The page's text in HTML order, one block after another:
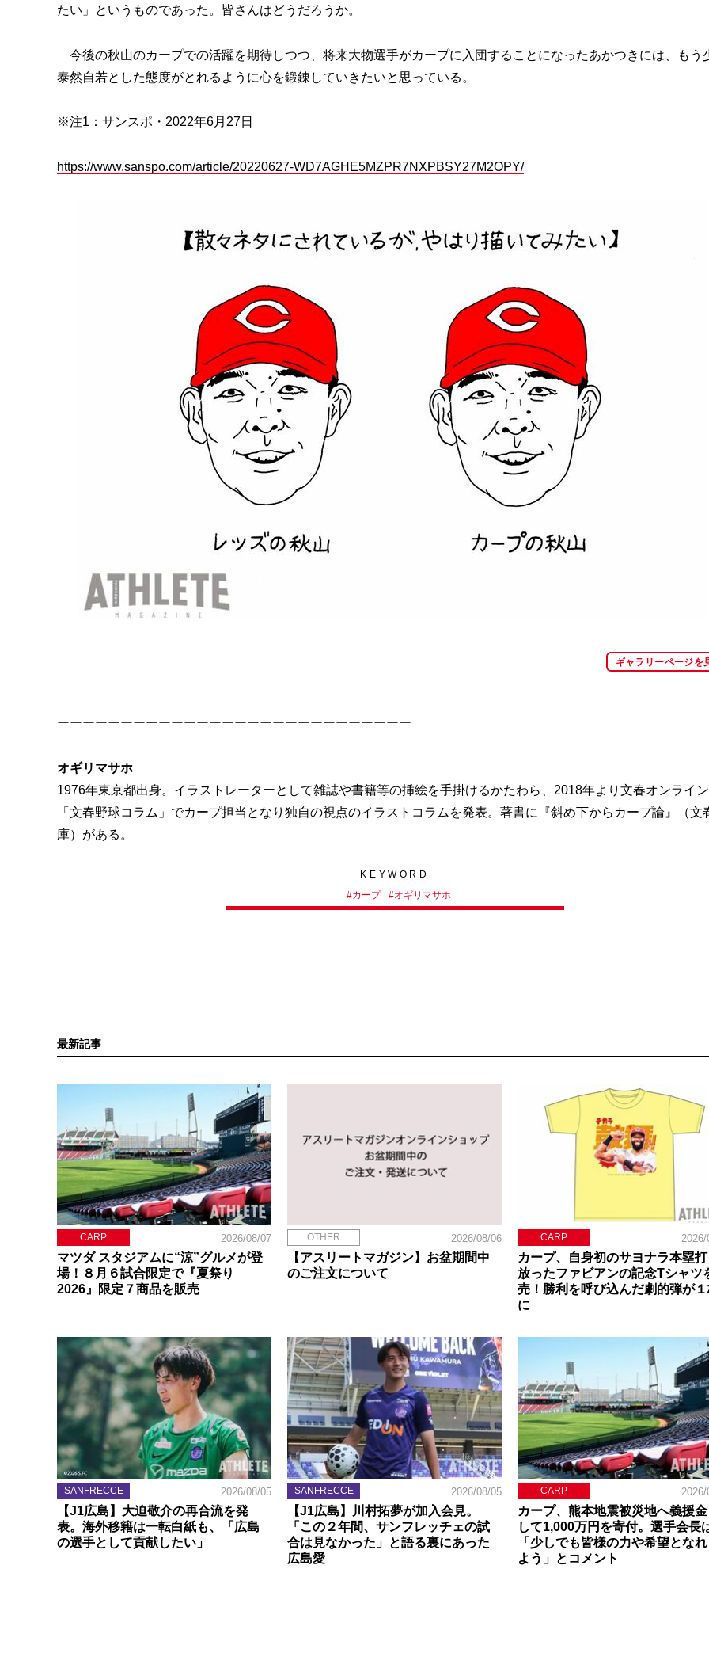
たい」というものであった。皆さんはどうだろうか。
今後の秋山のカープでの活躍を期待しつつ、将来大物選手がカープに入団することになったあかつきには、もう
泰然自若とした態度がとれるように心を鍛錬していきたいと思っている。
※注1：サンスポ・2022年6月27日
https://www.sanspo.com/article/20220627-WD7AGHE5MZPR7NXPBSY27M2OPY/
ギャラリーページを
ーーーーーーーーーーーーーーーーーーーーーーーーーーーー
オギリマサホ
1976年東京都出身。イラストレーターとして雑誌や書籍等の挿絵を手掛けるかたわら、2018年より文春オンライン
「文春野球コラム」でカープ担当となり独自の視点のイラストコラムを発表。著書に『斜め下からカープ論』（文
庫）がある。
KEYWORD
#カープ #オギリマサホ
最新記事
CARP 2026/08/07
マツダ スタジアムに“涼”グルメが登
場！８月６試合限定で『夏祭り
2026』限定７商品を販売
OTHER 2026/08/06
【アスリートマガジン】お盆期間中
のご注文について
CARP 2026/
カープ、自身初のサヨナラ本塁
放ったファビアンの記念Tシャツ
売！勝利を呼び込んだ劇的弾が
に
SANFRECCE 2026/08/05
【J1広島】大迫敬介の再合流を発
表。海外移籍は一転白紙も、「広島
の選手として貢献したい」
SANFRECCE 2026/08/05
【J1広島】川村拓夢が加入会見。
「この２年間、サンフレッチェの試
合は見なかった」と語る裏にあった
広島愛
CARP 2026/
カープ、熊本地震被災地へ義援金
して1,000万円を寄付。選手会長
「少しでも皆様の力や希望とな
よう」とコメント